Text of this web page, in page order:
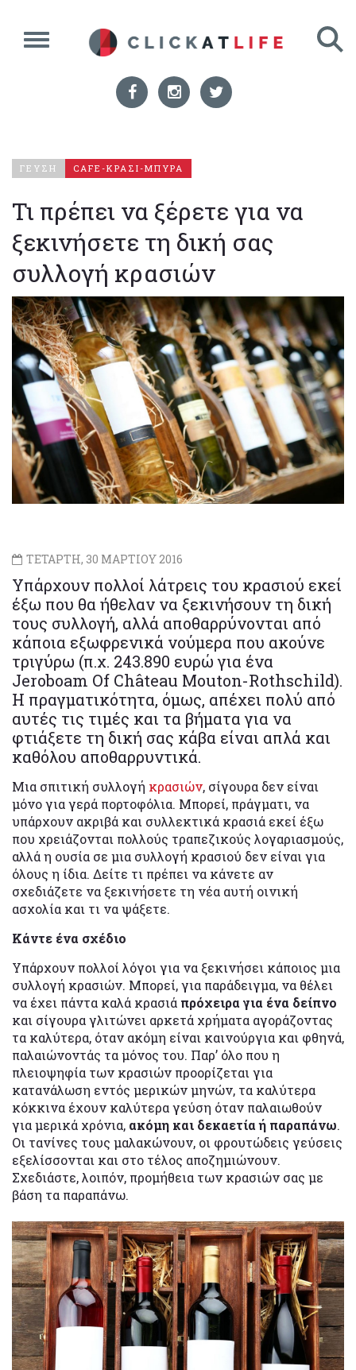
ΓΕΥΣΗ CAFE-ΚΡΑΣΙ-ΜΠΥΡΑ
Τι πρέπει να ξέρετε για να
ξεκινήσετε τη δική σας
συλλογή κρασιών
ΤΕΤΑΡΤΗ, 30 ΜΑΡΤΙΟΥ 2016
Υπάρχουν πολλοί λάτρεις του κρασιού εκεί
έξω που θα ήθελαν να ξεκινήσουν τη δική
τους συλλογή, αλλά αποθαρρύνονται από
κάποια εξωφρενικά νούμερα που ακούνε
τριγύρω (π.χ. 243.890 ευρώ για ένα
Jeroboam Of Château Mouton-Rothschild).
Η πραγματικότητα, όμως, απέχει πολύ από
αυτές τις τιμές και τα βήματα για να
φτιάξετε τη δική σας κάβα είναι απλά και
καθόλου αποθαρρυντικά.
Μια σπιτική συλλογή κρασιών, σίγουρα δεν είναι
μόνο για γερά πορτοφόλια. Μπορεί, πράγματι, να
υπάρχουν ακριβά και συλλεκτικά κρασιά εκεί έξω
που χρειάζονται πολλούς τραπεζικούς λογαριασμούς,
αλλά η ουσία σε μια συλλογή κρασιού δεν είναι για
όλους η ίδια. Δείτε τι πρέπει να κάνετε αν
σχεδιάζετε να ξεκινήσετε τη νέα αυτή οινική
ασχολία και τι να ψάξετε.
Κάντε ένα σχέδιο
Υπάρχουν πολλοί λόγοι για να ξεκινήσει κάποιος μια
συλλογή κρασιών. Μπορεί, για παράδειγμα, να θέλει
να έχει πάντα καλά κρασιά πρόχειρα για ένα δείπνο
και σίγουρα γλιτώνει αρκετά χρήματα αγοράζοντας
τα καλύτερα, όταν ακόμη είναι καινούργια και φθηνά,
παλαιώνοντάς τα μόνος του. Παρ’ όλο που η
πλειοψηφία των κρασιών προορίζεται για
κατανάλωση εντός μερικών μηνών, τα καλύτερα
κόκκινα έχουν καλύτερα γεύση όταν παλαιωθούν
για μερικά χρόνια, ακόμη και δεκαετία ή παραπάνω.
Οι τανίνες τους μαλακώνουν, οι φρουτώδεις γεύσεις
εξελίσσονται και στο τέλος αποζημιώνουν.
Σχεδιάστε, λοιπόν, προμήθεια των κρασιών σας με
βάση τα παραπάνω.